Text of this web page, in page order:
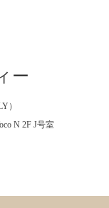
ー
）
N 2F J号室